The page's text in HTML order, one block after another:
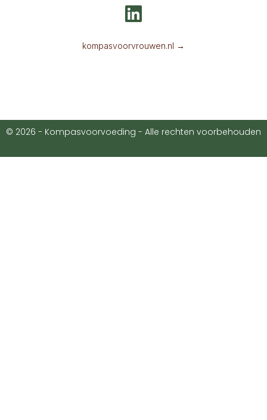
L
n
i
kompasvoorvrouwen.nl →
© 2026 - Kompasvoorvoeding - Alle rechten voorbehouden